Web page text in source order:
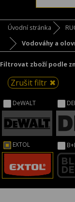
Úvodní stránka
Vodováhy a
Filtrovat zboží podle
Zrušit filtr
DeWALT
EXTOL